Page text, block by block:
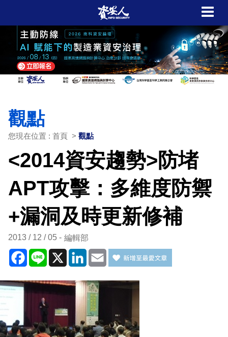
觀點
您現在位置 : 首頁 > 觀點
<2014資安趨勢>防堵
APT攻擊：多維度防禦
+漏洞及時更新修補
2013 / 12 / 05 編輯部
Facebook
Line X LinkedIn
Email